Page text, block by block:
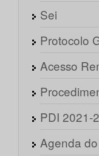
Sei
Protocolo
Acesso
PDI 2021-
Agenda